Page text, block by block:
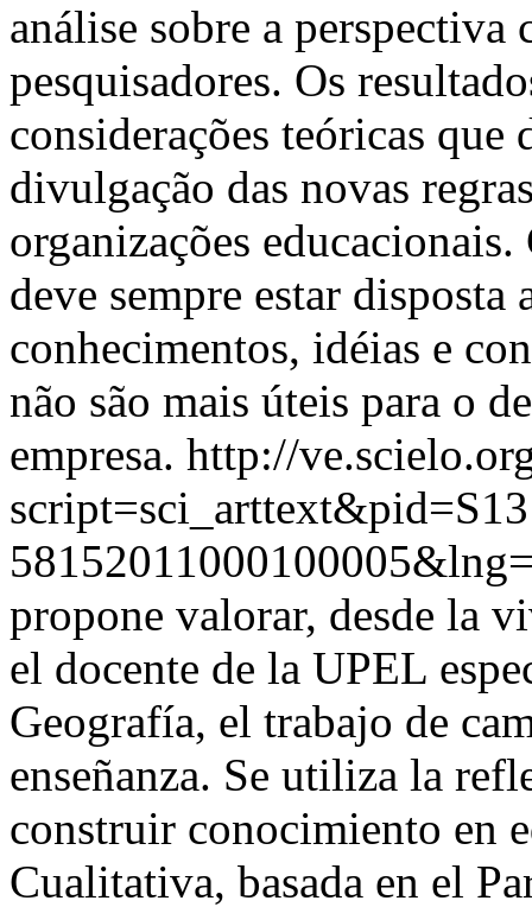
análise sobre a
pesquisadores. Os
considerações teóricas
divulgação das novas
organizações
deve sempre estar disposta
conhecimentos, idéias e
não são mais úteis para o
empresa. http://
propone valorar, desde la
el docente de la UPEL
Geografía, el trabajo de
enseñanza. Se utiliza la
construir conocimiento en
Cualitativa, basada en el